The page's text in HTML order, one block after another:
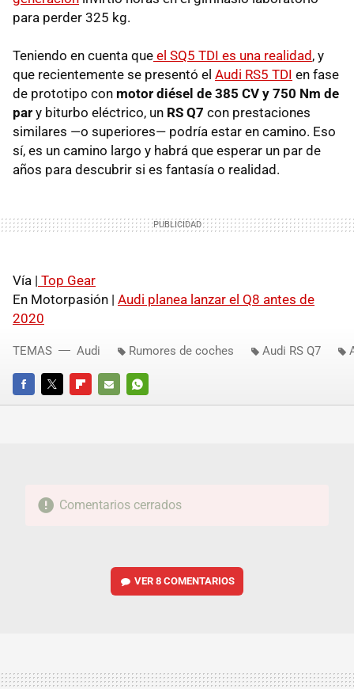
para perder 325 kg.
Teniendo en cuenta que el SQ5 TDI es una realidad, y
que recientemente se presentó el Audi RS5 TDI en fase
de prototipo con motor diésel de 385 CV y 750 Nm de
par y biturbo eléctrico, un RS Q7 con prestaciones
similares —o superiores— podría estar en camino. Eso
sí, es un camino largo y habrá que esperar un par de
años para descubrir si es fantasía o realidad.
Vía | Top Gear
En Motorpasión | Audi planea lanzar el Q8 antes de
2020
FACEBOOKTWITTERFLIPBOARD
E-
WHATSAPP
TEMAS Audi Rumores de coches Audi RS Q7
Comentarios cerrados
VER8 COMENTARIOS